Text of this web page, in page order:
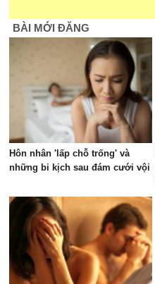
BÀI MỚI ĐĂNG
Hôn nhân 'lấp chỗ trống' và
những bi kịch sau đám cưới vội